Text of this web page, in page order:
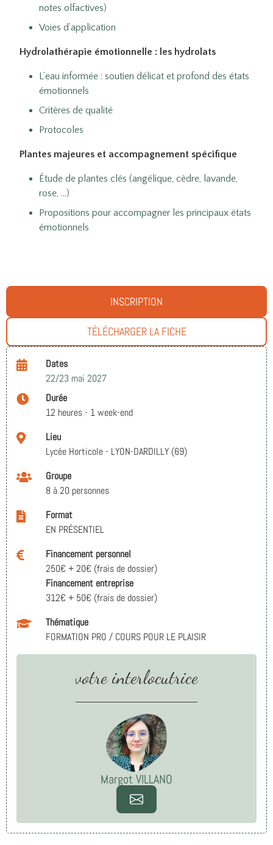
notes olfactives)
Voies d’application
Hydrolathérapie émotionnelle : les hydrolats
L’eau informée : soutien délicat et profond des états
émotionnels
Critères de qualité
Protocoles
Plantes majeures et accompagnement spécifique
Étude de plantes clés (angélique, cèdre, lavande,
rose, …)
Propositions pour accompagner les principaux états
émotionnels
INSCRIPTION
TÉLÉCHARGER LA FICHE
Dates
22/23 mai 2027
Durée
12 heures - 1 week-end
Lieu
Lycée Horticole - LYON-DARDILLY (69)
Groupe
8 à 20 personnes
Format
EN PRÉSENTIEL
Financement personnel
250€ + 20€ (frais de dossier)
Financement entreprise
312€ + 50€ (frais de dossier)
Thématique
FORMATION PRO / COURS POUR LE PLAISIR
votre interlocutrice
Margot VILLANO